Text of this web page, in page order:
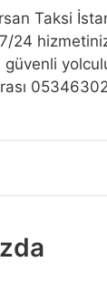
Taksi
24